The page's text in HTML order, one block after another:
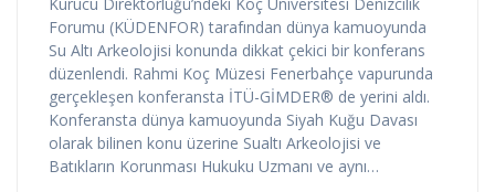
Forumu (KÜDENFOR) tarafından dünya kamuoyunda
Su Altı Arkeolojisi konunda dikkat çekici bir konferans
düzenlendi. Rahmi Koç Müzesi Fenerbahçe vapurunda
gerçekleşen konferansta İTÜ-GİMDER® de yerini aldı.
Konferansta dünya kamuoyunda Siyah Kuğu Davası
olarak bilinen konu üzerine Sualtı Arkeolojisi ve
Batıkların Korunması Hukuku Uzmanı ve aynı…